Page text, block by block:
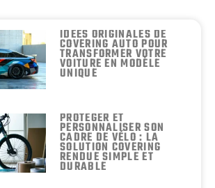
IDÉES ORIGINALES DE
COVERING AUTO POUR
TRANSFORMER VOTRE
VOITURE EN MODÈLE
UNIQUE
PROTÉGER ET
PERSONNALISER SON
CADRE DE VÉLO : LA
SOLUTION COVERING
RENDUE SIMPLE ET
DURABLE